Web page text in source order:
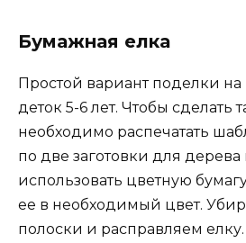
Бумажная елка
Простой вариант поделки
деток 5-6 лет. Чтобы сделать
необходимо распечатать
по две заготовки для
использовать цветную
ее в необходимый цвет.
полоски и расправляем